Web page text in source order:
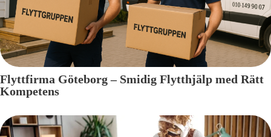
Flyttfirma Göteborg – Smidig Flytthjälp med Rätt
Kompetens